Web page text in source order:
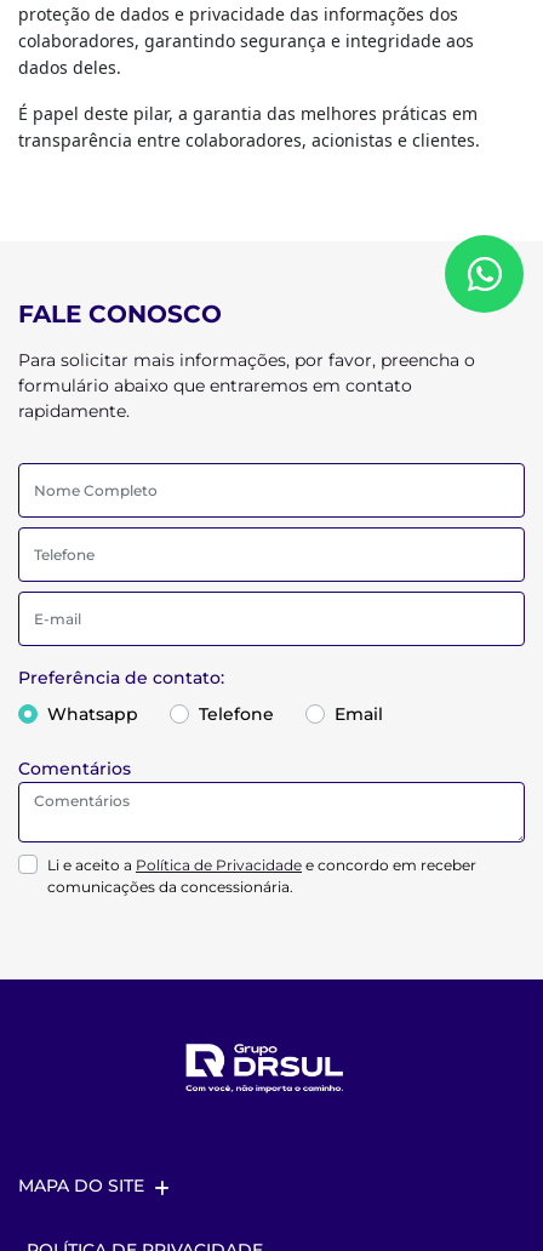
proteção de dados e privacidade das informações dos
colaboradores, garantindo segurança e integridade aos
dados deles.
É papel deste pilar, a garantia das melhores práticas em
transparência entre colaboradores, acionistas e clientes.
FALE CONOSCO
Para solicitar mais informações, por favor, preencha o
formulário abaixo que entraremos em contato
rapidamente.
Preferência de contato:
Whatsapp
Telefone Email
Comentários
Li e aceito a Política de Privacidade e concordo em receber
comunicações da concessionária.
MAPA DO SITE